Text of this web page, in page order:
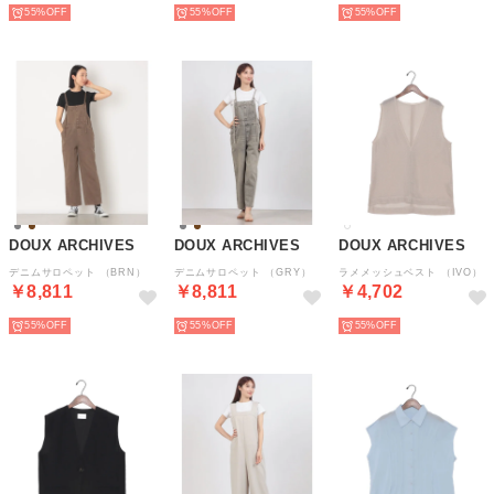
55% 55% 55%
DOUX ARCHIVES
デニムサロペット （BRN）
￥8,811
55%
DOUX ARCHIVES
デニムサロペット （GRY）
￥8,811
55%
DOUX ARCHIVES
ラメメッシュベスト （IVO）
￥4,702
55%